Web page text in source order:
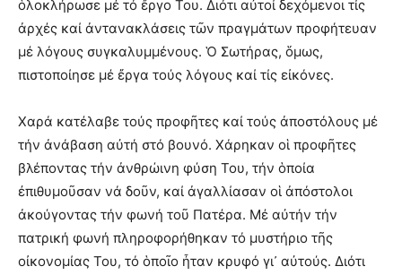
ὁλοκλήρωσε μέ τό ἔργο Του. Διότι αὐτοί δεχόμενοι τίς
ἀρχές καί ἀντανακλάσεις τῶν πραγμάτων προφήτευαν
μέ λόγους συγκαλυμμένους. Ὁ Σωτήρας, ὅμως,
πιστοποίησε μέ ἔργα τούς λόγους καί τίς εἰκόνες.
Χαρά κατέλαβε τούς προφῆτες καί τούς ἀποστόλους μέ
τήν ἀνάβαση αὐτή στό βουνό. Χάρηκαν οἱ προφῆτες
βλέποντας τήν ἀνθρώινη φύση Του, τήν ὁποία
ἐπιθυμοῦσαν νά δοῦν, καί ἀγαλλίασαν οἱ ἀπόστολοι
ἀκούγοντας τήν φωνή τοῦ Πατέρα. Μέ αὐτήν τήν
πατρική φωνή πληροφορήθηκαν τό μυστήριο τῆς
οἰκονομίας Του, τό ὁποῖο ἦταν κρυφό γι᾽ αὐτούς. Διότι